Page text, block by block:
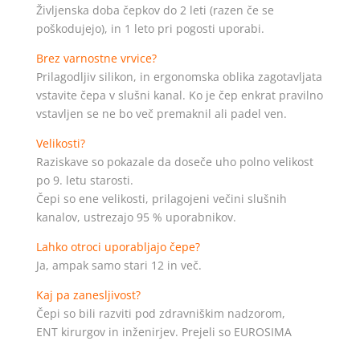
Življenska doba čepkov do 2 leti (razen če se
poškodujejo), in 1 leto pri pogosti uporabi.
Brez varnostne vrvice?
Prilagodljiv silikon, in ergonomska oblika zagotavljata
vstavite čepa v slušni kanal. Ko je čep enkrat pravilno
vstavljen se ne bo več premaknil ali padel ven.
Velikosti?
Raziskave so pokazale da doseče uho polno velikost
po 9. letu starosti.
Čepi so ene velikosti, prilagojeni večini slušnih
kanalov, ustrezajo 95 % uporabnikov.
Lahko otroci uporabljajo čepe?
Ja, ampak samo stari 12 in več.
Kaj pa zanesljivost?
Čepi so bili razviti pod zdravniškim nadzorom,
ENT kirurgov in inženirjev. Prejeli so EUROSIMA